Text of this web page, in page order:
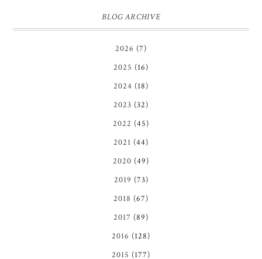
BLOG ARCHIVE
2026 (7)
2025 (16)
2024 (18)
2023 (32)
2022 (45)
2021 (44)
2020 (49)
2019 (73)
2018 (67)
2017 (89)
2016 (128)
2015 (177)